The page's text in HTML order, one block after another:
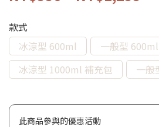
款式
冰涼型 600ml
一般型 600ml
冰涼型 1000ml 補充包
一般
此商品參與的優惠活動